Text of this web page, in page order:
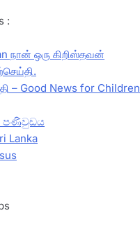
:
நான் ஒரு கிறிஸ்தவன்
– Good News for Children
පණිවුඩය
Lanka